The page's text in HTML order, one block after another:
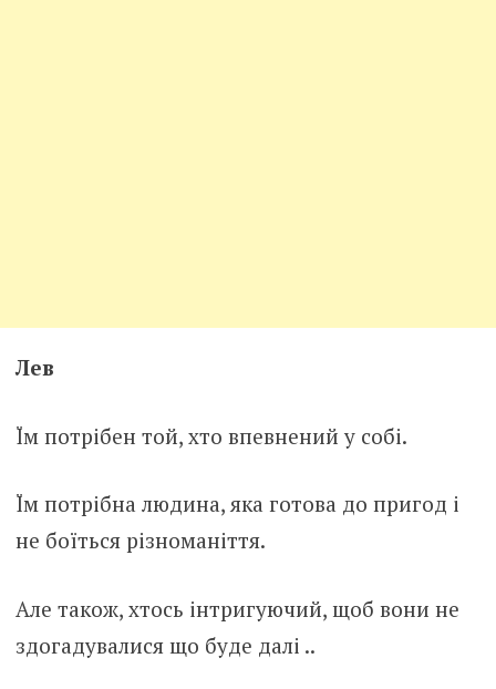
Лев
Їм потрібен той, хто впевнений у собі.
Їм потрібна людина, яка готова до пригод і
не боїться різноманіття.
Але також, хтось інтригуючий, щоб вони не
здогадувалися що буде далі ..